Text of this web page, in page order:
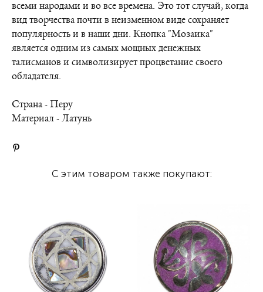
всеми народами и во все времена. Это тот случай, когда
вид творчества почти в неизменном виде сохраняет
популярность и в наши дни. Кнопка "Мозаика"
является одним из самых мощных денежных
талисманов и символизирует процветание своего
обладателя.
Страна - Перу
Материал - Латунь
С этим товаром также покупают: